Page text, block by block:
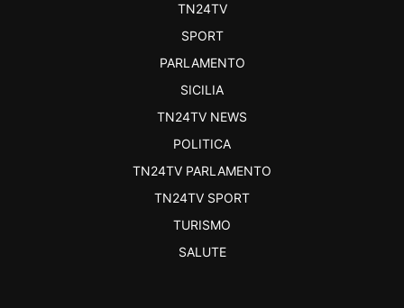
TN24TV
SPORT
PARLAMENTO
SICILIA
TN24TV NEWS
POLITICA
TN24TV PARLAMENTO
TN24TV SPORT
TURISMO
SALUTE